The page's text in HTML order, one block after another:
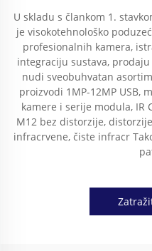
U skladu s člankom 1.
je visokotehnološko
profesionalnih kamera,
integraciju sustava,
nudi sveobuhvatan
proizvodi 1MP-12MP USB,
kamere i serije modula, IR
M12 bez distorzije,
infracrvene, čiste infracr